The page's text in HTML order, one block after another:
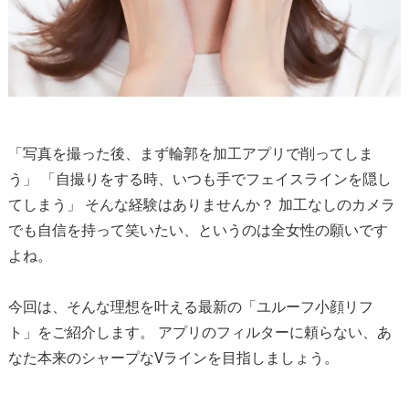
「写真を撮った後、まず輪郭を加工アプリで削ってしま
う」 「自撮りをする時、いつも手でフェイスラインを隠し
てしまう」 そんな経験はありませんか？ 加工なしのカメラ
でも自信を持って笑いたい、というのは全女性の願いです
よね。
今回は、そんな理想を叶える最新の「ユルーフ小顔リフ
ト」をご紹介します。 アプリのフィルターに頼らない、あ
なた本来のシャープなVラインを目指しましょう。